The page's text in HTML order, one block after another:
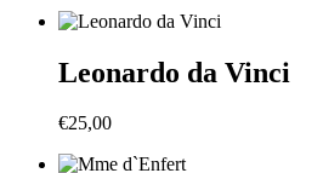
Leonardo da Vinci
€25,00